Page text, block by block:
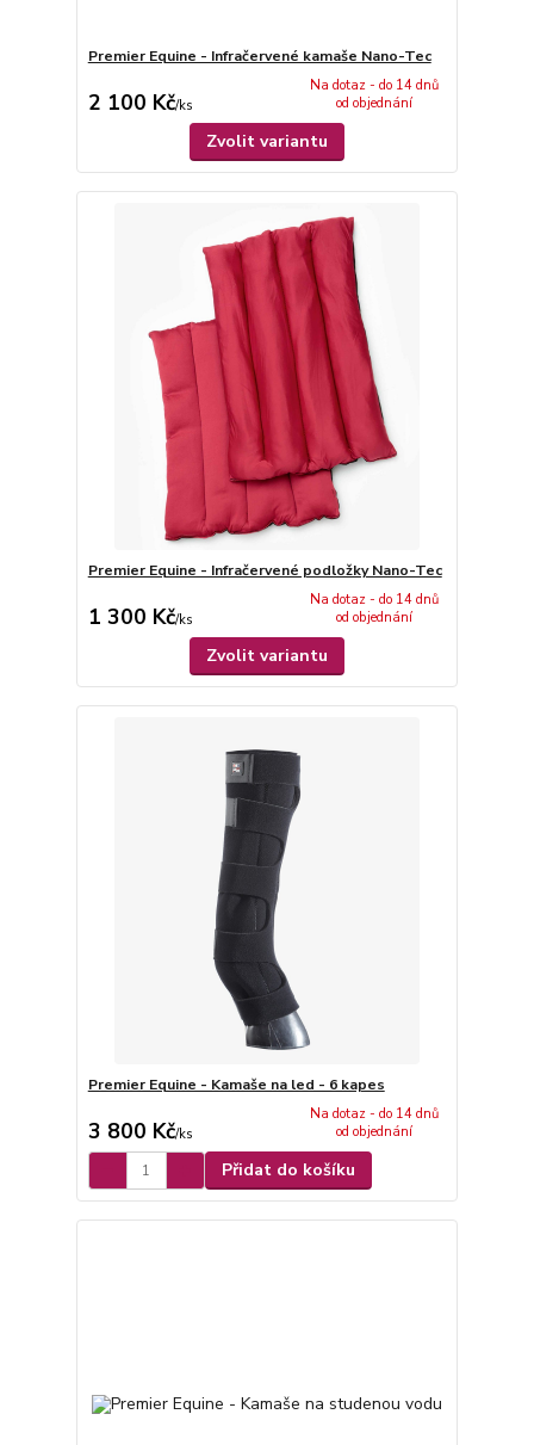
Premier Equine - Infračervené kamaše Nano-Tec
2 100 Kč/ks
Na dotaz - do 14 dnů
od objednání
Zvolit variantu
Premier Equine - Infračervené podložky Nano-Tec
1 300 Kč/ks
Na dotaz - do 14 dnů
od objednání
Zvolit variantu
Premier Equine - Kamaše na led - 6 kapes
3 800 Kč/ks
Na dotaz - do 14 dnů
od objednání
Přidat do košíku